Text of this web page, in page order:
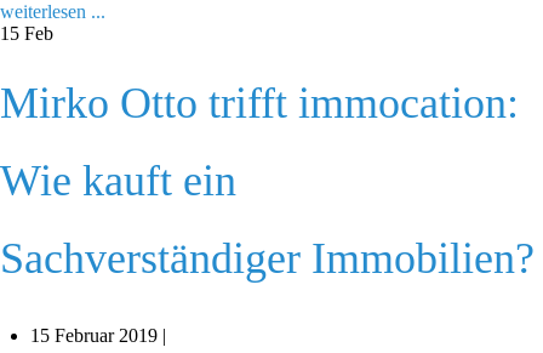
weiterlesen ...
15 Feb
Mirko Otto trifft immocation:
Wie kauft ein
Sachverständiger Immobilien?
15 Februar 2019 |